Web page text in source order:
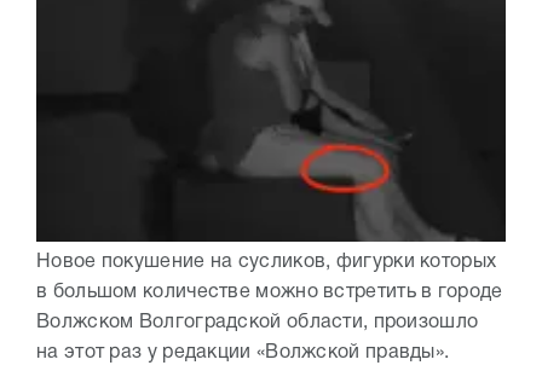
Новое покушение на сусликов, фигурки которых
в большом количестве можно встретить в городе
Волжском Волгоградской области, произошло
на этот раз у редакции «Волжской правды».